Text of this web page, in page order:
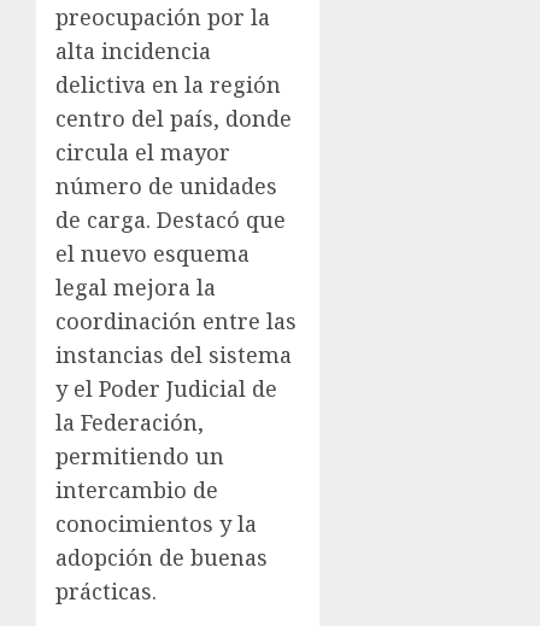
preocupación por la
alta incidencia
delictiva en la región
centro del país, donde
circula el mayor
número de unidades
de carga. Destacó que
el nuevo esquema
legal mejora la
coordinación entre las
instancias del sistema
y el Poder Judicial de
la Federación,
permitiendo un
intercambio de
conocimientos y la
adopción de buenas
prácticas.